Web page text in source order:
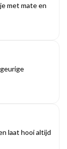
met mate en
laat hooi altijd